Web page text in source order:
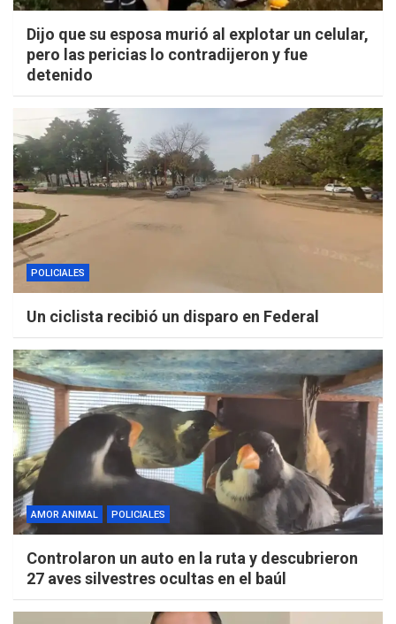
Dijo que su esposa murió al explotar un celular,
pero las pericias lo contradijeron y fue
detenido
POLICIALES
Un ciclista recibió un disparo en Federal
AMOR ANIMAL POLICIALES
Controlaron un auto en la ruta y descubrieron
27 aves silvestres ocultas en el baúl